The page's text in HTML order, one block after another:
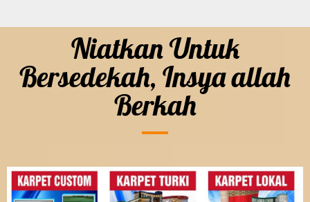
Niatkan Untuk
Bersedekah, Insya allah
Berkah